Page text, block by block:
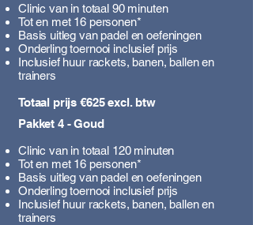
Clinic van in totaal 90 minuten
Tot en met 16 personen​*
Basis uitleg van padel en oefeningen
Onderling toernooi inclusief prijs
​Inclusief huur rackets, banen, ballen en
trainers
Totaal prijs €625 excl. btw
Pakket 4 - Goud
Clinic van in totaal 120 minuten
Tot en met 16 personen​*
Basis uitleg van padel en oefeningen
Onderling toernooi inclusief prijs
​Inclusief huur rackets, banen, ballen en
trainers